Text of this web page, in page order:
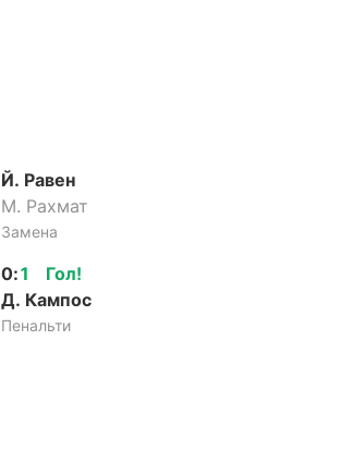
Й. Равен
М. Рахмат
Замена
Гол!
0:1
Д. Кампос
Пенальти